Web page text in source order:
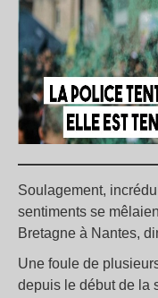
Soulagement,
sentiments se
Bretagne à Nantes,
Une foule de
depuis le début de la